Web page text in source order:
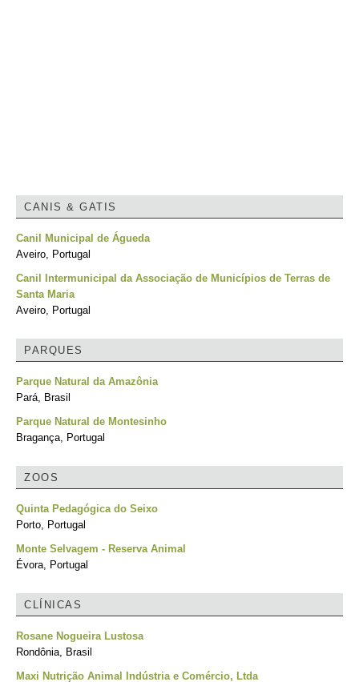
CANIS & GATIS
Canil Municipal de Águeda
Aveiro, Portugal
Canil Intermunicipal da Associação de Municípios de Terras de
Santa Maria
Aveiro, Portugal
PARQUES
Parque Natural da Amazônia
Pará, Brasil
Parque Natural de Montesinho
Bragança, Portugal
ZOOS
Quinta Pedagógica do Seixo
Porto, Portugal
Monte Selvagem - Reserva Animal
Évora, Portugal
CLÍNICAS
Rosane Nogueira Lustosa
Rondônia, Brasil
Maxi Nutrição Animal Indústria e Comércio, Ltda